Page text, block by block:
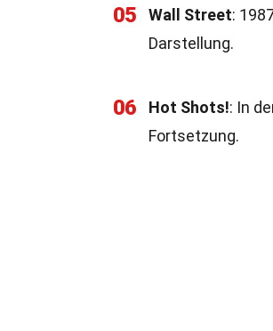
05 Wall Street:
Darstellung.
06 Hot Shots!: In
Fortsetzung.